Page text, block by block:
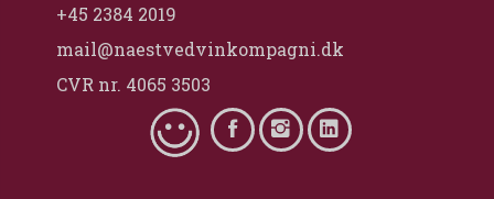
+45 2384 2019
mail@naestvedvinkompagni.dk
CVR nr. 4065 3503